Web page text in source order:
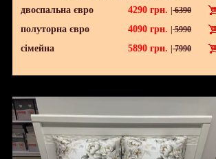
двоспальна євро
4290 грн. 6390
полуторна євро 4090 грн. 5990
сімейна 5890 грн. 7990